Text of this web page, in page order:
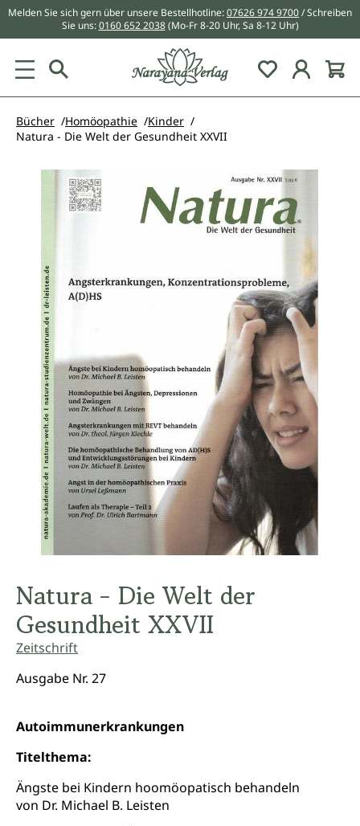
springen
Melden Sie sich gern über unsere Bestellhotline:07626 974 9700/ Schreiben
Sie uns:0160 652 2038 (Mo-Fr 8-20 Uhr, Sa 8-12 Uhr)
Du hast 0
Bücher Homöopathie
Kinder
Natura - Die Welt der Gesundheit XXVII
Bildergalerie überspringen
Natura - Die Welt der
Gesundheit XXVII
Zeitschrift
Ausgabe Nr. 27
Autoimmunerkrankungen
Titelthema:
Ängste bei Kindern hoomöopatisch behandeln
von Dr. Michael B. Leisten